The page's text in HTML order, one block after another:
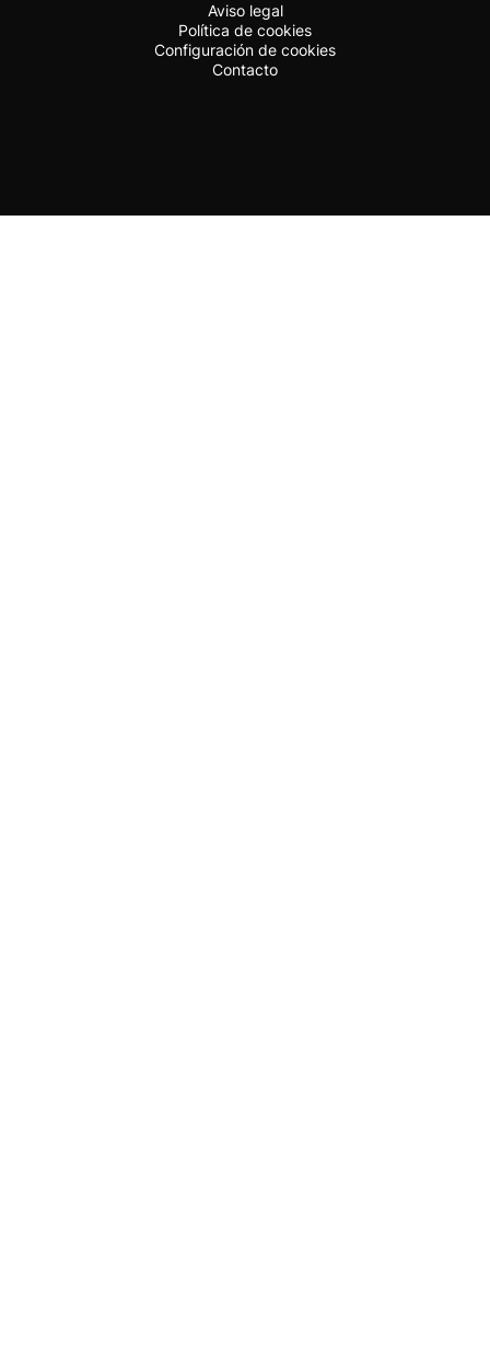
Aviso legal
Política de cookies
Configuración de cookies
Contacto